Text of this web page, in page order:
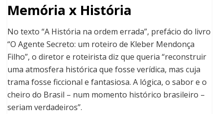
Memória x História
No texto “A História na ordem errada”, prefácio do livro
“O Agente Secreto: um roteiro de Kleber Mendonça
Filho”, o diretor e roteirista diz que queria “reconstruir
uma atmosfera histórica que fosse verídica, mas cuja
trama fosse ficcional e fantasiosa. A lógica, o sabor e o
cheiro do Brasil – num momento histórico brasileiro –
seriam verdadeiros”.